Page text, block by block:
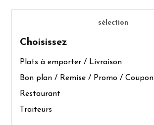
sélection
Choisissez
Plats à emporter / Livraison
Bon plan / Remise / Promo / Coupon
Restaurant
Traiteurs